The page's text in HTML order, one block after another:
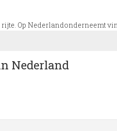
rijte. Op Nederlandonderneemt
bedrijven in Nederland?
Nederland